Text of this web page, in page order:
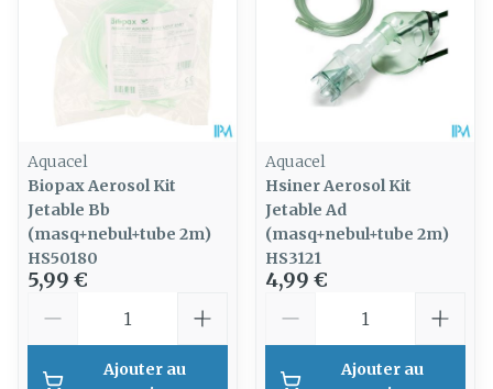
Aquacel
Biopax Aerosol Kit
Jetable Bb
(masq+nebul+tube 2m)
HS50180
5,99 €
Ajouter au
Aquacel
Hsiner Aerosol Kit
Jetable Ad
(masq+nebul+tube 2m)
HS3121
4,99 €
Ajouter au